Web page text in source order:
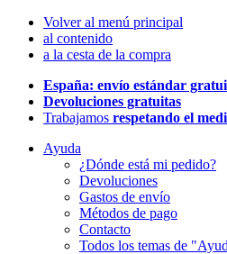
Volver al menú principal
al contenido
a la cesta de la compra
España: envío estándar
Devoluciones gratuitas
Trabajamos respetando el
Ayuda
¿Dónde está mi pedido?
Devoluciones
Gastos de envío
Métodos de pago
Contacto
Todos los temas de